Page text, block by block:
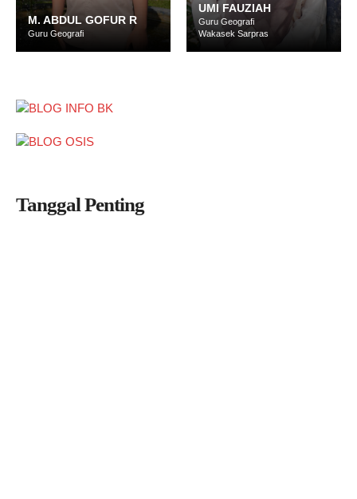
M. ABDUL GOFUR R
Guru Geografi
UMI FAUZIAH
Guru Geografi
Wakasek Sarpras
Tanggal Penting